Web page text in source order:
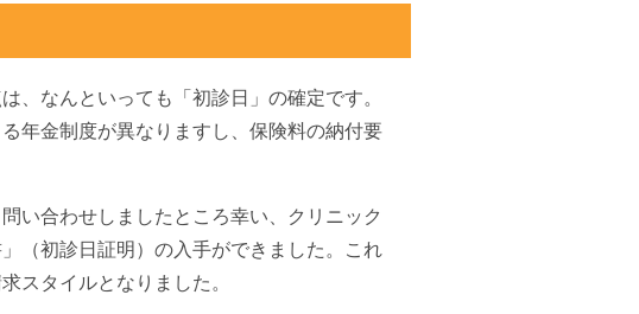
、なんといっても「初診日」の確定です。
年金制度が異なりますし、保険料の納付要
い合わせしましたところ幸い、クリニック
（初診日証明）の入手ができました。これ
スタイルとなりました。